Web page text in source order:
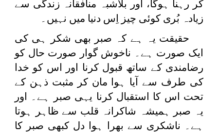
کر رہنا ہوگا، اور بلاشبہ منافقانہ زندگی سے
زیادہ بُری کوئی چیز اِس دنیا میں نہیں۔
حقیقت یہ ہے کہ صبر بھی شکر ہی کی
ایک صورت ہے۔ ناخوش گوار صورت حال کو
رضامندی کے ساتھ قبول کرنا اور اس کو خدا
کی طرف سے آیا ہوا مان کر مثبت ذہن کے
تحت اس کا استقبال کرنا یہی صبر ہے۔ اور
یہ صبر ہمیشہ شاکرانہ قلب سے ظاہر ہوتا
ہے۔ ناشکری سے بھرا ہوا دل کبھی صبر کا